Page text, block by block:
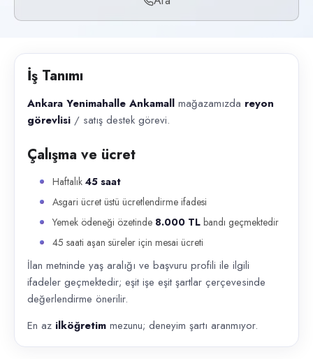
İlan açıklaması
Ankara Yenimahalle Ankamall mağazamızda reyon görevlisi / satış
İş Tanımı
Ankara Yenimahalle Ankamall mağazamızda reyon
görevlisi / satış destek görevi.
Çalışma ve ücret
Haftalık 45 saat
Asgari ücret üstü ücretlendirme ifadesi
Yemek ödeneği özetinde 8.000 TL bandı geçmektedir
45 saati aşan süreler için mesai ücreti
İlan metninde yaş aralığı ve başvuru profili ile ilgili
ifadeler geçmektedir; eşit işe eşit şartlar çerçevesinde
değerlendirme önerilir.
En az ilköğretim mezunu; deneyim şartı aranmıyor.